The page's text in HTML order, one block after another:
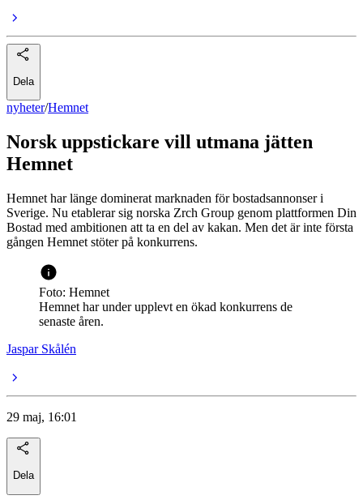
Dela
nyheter/Hemnet
Norsk uppstickare vill utmana jätten
Hemnet
Hemnet har länge dominerat marknaden för bostadsannonser i
Sverige. Nu etablerar sig norska Zrch Group genom plattformen Din
Bostad med ambitionen att ta en del av kakan. Men det är inte första
gången Hemnet stöter på konkurrens.
Foto: Hemnet
Hemnet har under upplevt en ökad konkurrens de
senaste åren.
Jaspar Skålén
29 maj, 16:01
Dela